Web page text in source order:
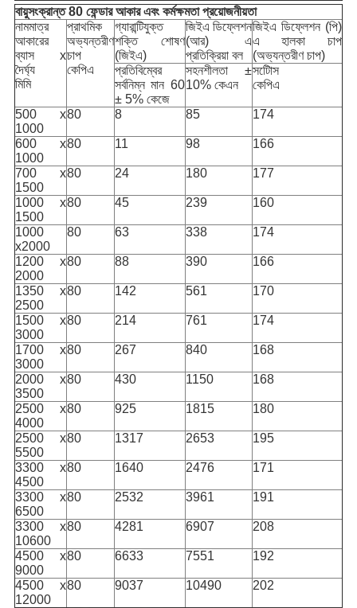
বায়ুসংক্রান্ত 80 ফেন্ডার আকার এবং কর্মক্ষমতা প্রয়োজনীয়তা
নামমাত্র
আকারের
ব্যাস x
দৈর্ঘ্য
মিমি
প্রাথমিক
অভ্যন্তরীণ
চাপ
কেপিএ
গ্যারান্টিযুক্ত
শক্তি শোষণ
(জিইএ)
জিইএ ডিফ্লেশন
(আর) এ
প্রতিক্রিয়া বল
জিইএ ডিফ্লেশন (পি)
এ হালকা চাপ
(অভ্যন্তরীণ চাপ)
প্রতিবিম্বের
সর্বনিম্ন মান 60
± 5% কেজে
সহনশীলতা ±
10% কেএন
সটোিস
কেপিএ
500 x
1000
80 8 85 174
600 x
1000
80 11 98 166
700 x
1500
80 24 180 177
1000 x
1500
80 45 239 160
1000
x2000
80 63 338 174
1200 x
2000
80 88 390 166
1350 x
2500
80 142 561 170
1500 x
3000
80 214 761 174
1700 x
3000
80 267 840 168
2000 x
3500
80 430 1150 168
2500 x
4000
80 925 1815 180
2500 x
5500
80 1317 2653 195
3300 x
4500
80 1640 2476 171
3300 x
6500
80 2532 3961 191
3300 x
10600
80 4281 6907 208
4500 x
9000
80 6633 7551 192
4500 x
12000
80 9037 10490 202